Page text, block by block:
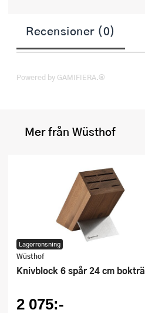
Recensioner (0)
Powered by GAMIFIERA.®
Mer från Wüsthof
Lagerrensning
Wüsthof
Knivblock 6 spår 24 cm bokträ
2 075:-